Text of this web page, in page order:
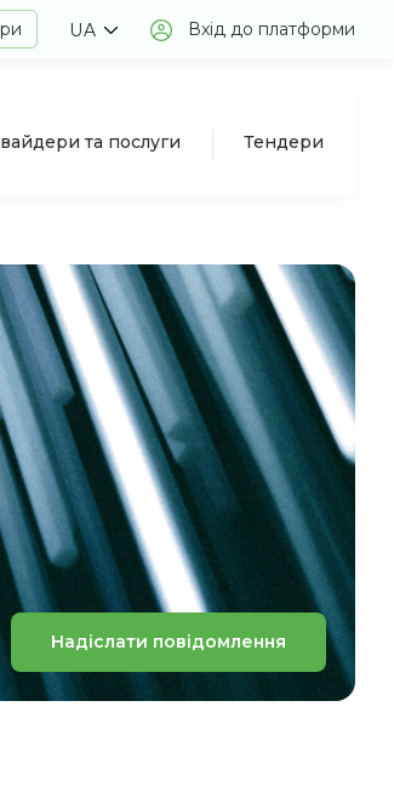
UA Вхід до платформи
та послуги Тендери
Надіслати повідомлення